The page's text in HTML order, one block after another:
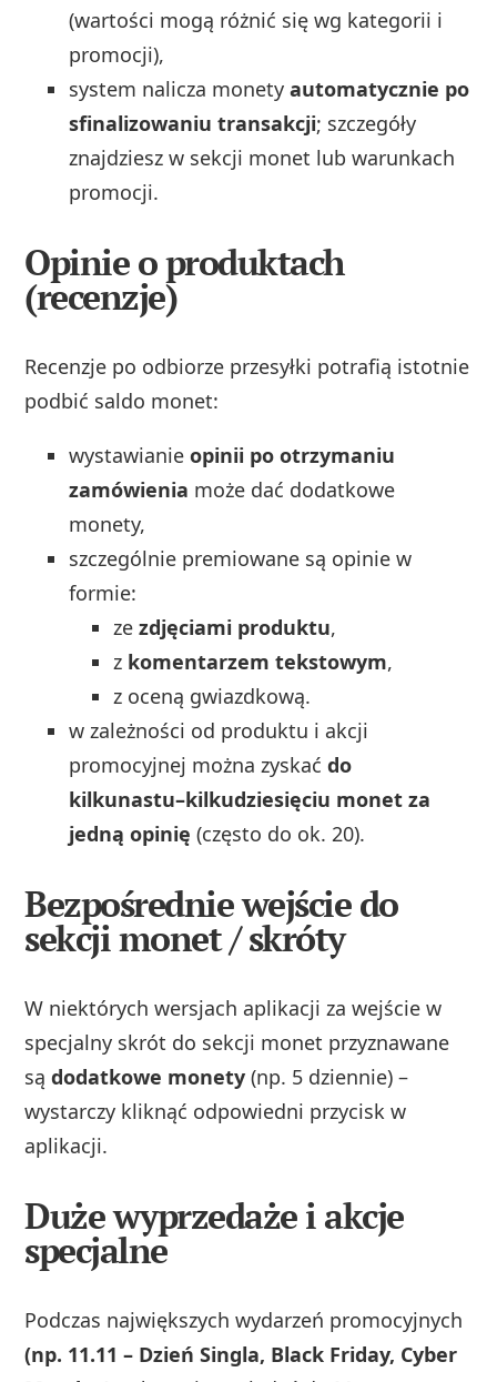
(wartości mogą różnić się wg kategorii i
promocji),
system nalicza monetyautomatycznie po
sfinalizowaniu transakcji; szczegóły
znajdziesz w sekcji monet lub warunkach
promocji.
Opinie o produktach
(recenzje)
Recenzje po odbiorze przesyłki potrafią istotnie
podbić saldo monet:
wystawianieopinii po otrzymaniu
zamówienia może dać dodatkowe
monety,
szczególnie premiowane są opinie w
formie:
zezdjęciami produktu,
z komentarzem tekstowym,
z oceną gwiazdkową.
w zależności od produktu i akcji
promocyjnej można zyskaćdo
kilkunastu–kilkudziesięciu monet za
jedną opinię (często do ok. 20).
Bezpośrednie wejście do
sekcji monet / skróty
W niektórych wersjach aplikacji za wejście w
specjalny skrót do sekcji monet przyznawane
sądodatkowe monety (np. 5 dziennie) –
wystarczy kliknąć odpowiedni przycisk w
aplikacji.
Duże wyprzedaże i akcje
specjalne
Podczas największych wydarzeń promocyjnych
(np. 11.11 – Dzień Singla, Black Friday, Cyber